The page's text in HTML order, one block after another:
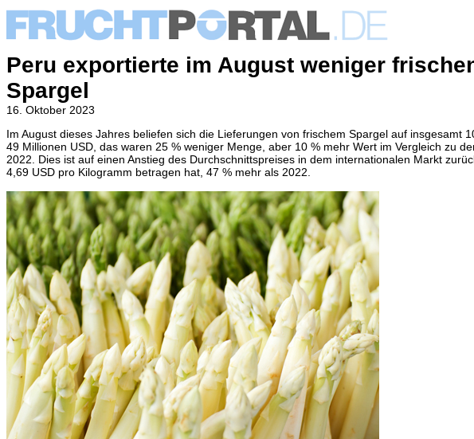
Peru exportierte im August weniger
Spargel
16. Oktober 2023
Im August dieses Jahres beliefen sich die Lieferungen von frischem Spargel auf insgesamt
49 Millionen USD, das waren 25 % weniger Menge, aber 10 % mehr Wert im Vergleich zu
2022. Dies ist auf einen Anstieg des Durchschnittspreises in dem internationalen Markt
4,69 USD pro Kilogramm betragen hat, 47 % mehr als 2022.